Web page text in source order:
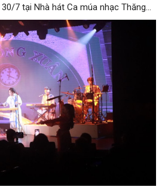
7 tại Nhà hát Ca múa nhạc Thăng
Văn Can, phường Hoàn Kiếm).